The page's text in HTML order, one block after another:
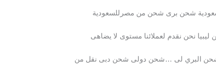
شحن برى شحن من مصرللسعودية
نحن نقدم لعملائنا مستوى لا يضاهى
البري لى …شحن دولى شحن دبى نقل من